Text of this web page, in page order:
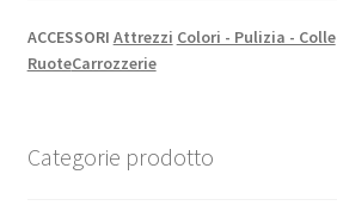
ACCESSORI Attrezzi Colori - Pulizia - Colle
RuoteCarrozzerie
Categorie prodotto